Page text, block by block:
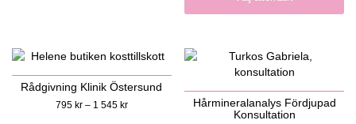
Rådgivning Klinik Östersund
795 kr – 1 545 kr
Hårmineralanalys Fördjupad
Konsultation